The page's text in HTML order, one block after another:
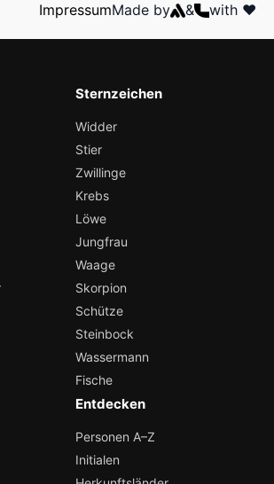
ImpressumMade by & with ❤️
Sternzeichen
Widder
Stier
Zwillinge
Krebs
Löwe
Jungfrau
Waage
Skorpion
Schütze
Steinbock
Wassermann
Fische
Entdecken
Personen A–Z
Initialen